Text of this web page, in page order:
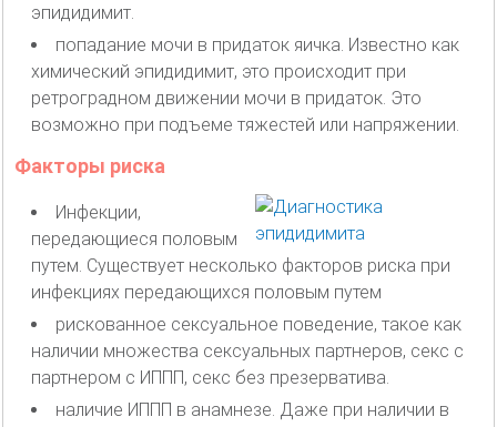
эпидидимит.
попадание мочи в придаток яичка. Известно как
химический эпидидимит, это происходит при
ретроградном движении мочи в придаток. Это
возможно при подъеме тяжестей или напряжении.
Факторы риска
Инфекции,
передающиеся половым
путем. Существует несколько факторов риска при
инфекциях передающихся половым путем
рискованное сексуальное поведение, такое как
наличии множества сексуальных партнеров, секс с
партнером с ИППП, секс без презерватива.
наличие ИППП в анамнезе. Даже при наличии в